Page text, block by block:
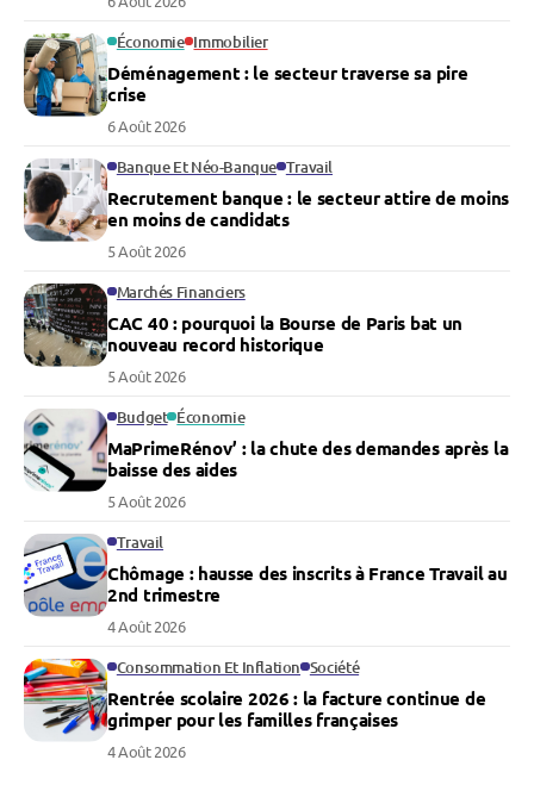
Économie Immobilier
Déménagement : le secteur traverse sa pire
crise
6 Août 2026
Banque Et Néo-Banque Travail
Recrutement banque : le secteur attire de moins
en moins de candidats
5 Août 2026
Marchés Financiers
CAC 40 : pourquoi la Bourse de Paris bat un
nouveau record historique
5 Août 2026
Budget Économie
MaPrimeRénov’ : la chute des demandes après la
baisse des aides
5 Août 2026
Travail
Chômage : hausse des inscrits à France Travail au
2nd trimestre
4 Août 2026
Consommation Et Inflation Société
Rentrée scolaire 2026 : la facture continue de
grimper pour les familles françaises
4 Août 2026